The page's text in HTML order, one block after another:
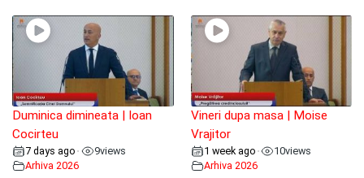
Duminica dimineata | Ioan
Cocirteu
7 days ago • 9views
Arhiva 2026
Vineri dupa masa | Moise
Vrajitor
1 week ago • 10views
Arhiva 2026